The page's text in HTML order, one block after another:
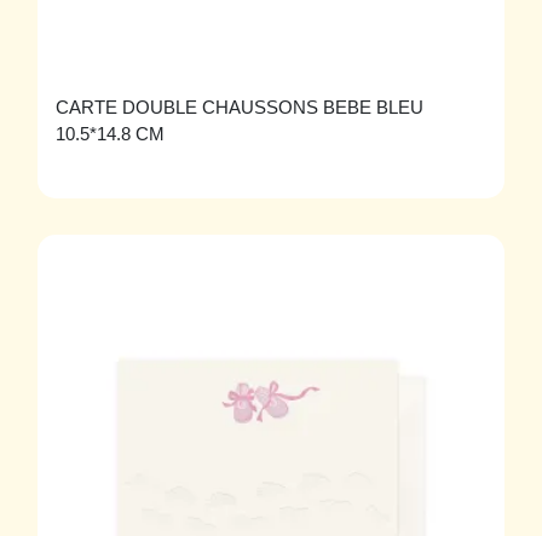
CARTE DOUBLE CHAUSSONS BEBE BLEU
10.5*14.8 CM